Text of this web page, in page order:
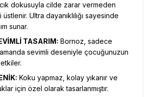
dokusuyla cilde zarar vermeden
Ultra dayanıklılığı sayesinde
sunar.
TASARIM: Bornoz, sadece
sevimli deseniyle çocuğunuzun
Koku yapmaz, kolay yıkanır ve
için özel olarak tasarlanmıştır.